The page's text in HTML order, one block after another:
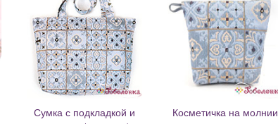
Сумка с подкладкой и
Косметичка на молнии